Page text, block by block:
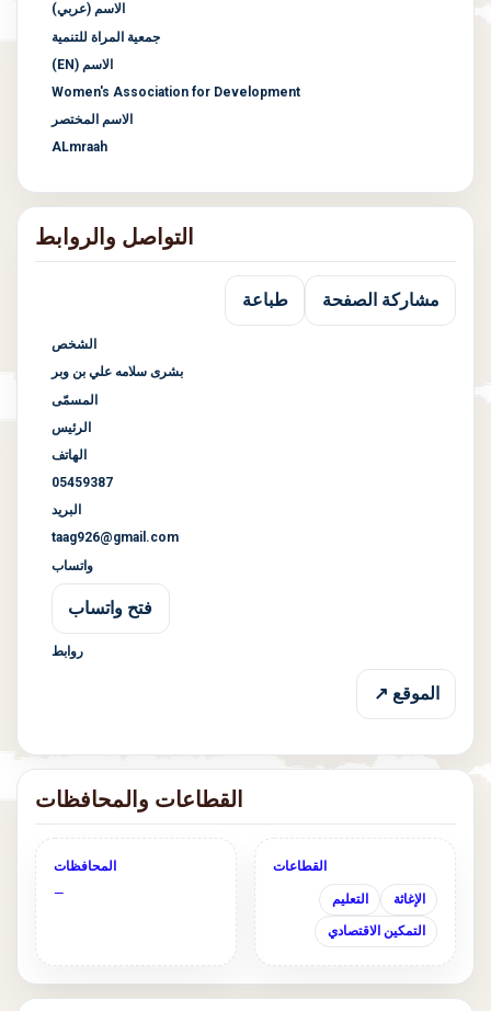
الاسم (عربي)
جمعية المراة للتنمية
الاسم (EN)
Women's Association for Development
الاسم المختصر
ALmraah
التواصل والروابط
مشاركة الصفحة طباعة
الشخص
بشرى سلامه علي بن وبر
المسمّى
الرئيس
الهاتف
05459387
البريد
taag926@gmail.com
واتساب
فتح واتساب
روابط
الموقع ↗
القطاعات والمحافظات
القطاعات
الإغاثة التعليم
التمكين الاقتصادي
المحافظات
—